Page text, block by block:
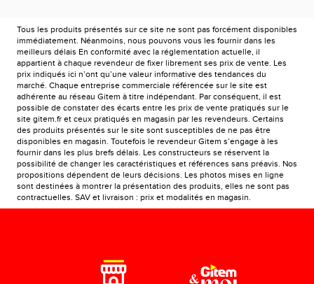
Tous les produits présentés sur ce site ne sont pas forcément disponibles
immédiatement. Néanmoins, nous pouvons vous les fournir dans les
meilleurs délais En conformité avec la réglementation actuelle, il
appartient à chaque revendeur de fixer librement ses prix de vente. Les
prix indiqués ici n’ont qu’une valeur informative des tendances du
marché. Chaque entreprise commerciale référencée sur le site est
adhérente au réseau Gitem à titre indépendant. Par conséquent, il est
possible de constater des écarts entre les prix de vente pratiqués sur le
site gitem.fr et ceux pratiqués en magasin par les revendeurs. Certains
des produits présentés sur le site sont susceptibles de ne pas être
disponibles en magasin. Toutefois le revendeur Gitem s’engage à les
fournir dans les plus brefs délais. Les constructeurs se réservent la
possibilité de changer les caractéristiques et références sans préavis. Nos
propositions dépendent de leurs décisions. Les photos mises en ligne
sont destinées à montrer la présentation des produits, elles ne sont pas
contractuelles. SAV et livraison : prix et modalités en magasin.